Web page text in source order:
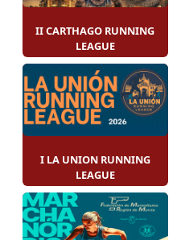
II CARTHAGO RUNNING
LEAGUE
I LA UNION RUNNING
LEAGUE